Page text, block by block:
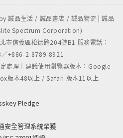
誠品生活 / 誠品書店 / 誠品物流 | 誠品
Spectrum Corporation)
市信義區松德路204號B1 服務電話：
+886-2-8789-8921
處理｜建議使用瀏覽器版本：Google
版本48以上 / Safari 版本11以上
Pledge
安全管理系統榮獲